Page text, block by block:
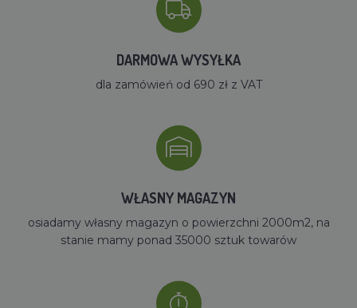
DARMOWA WYSYŁKA
dla zamówień od 690 zł z VAT
WŁASNY MAGAZYN
osiadamy własny magazyn o powierzchni 2000m2, na
stanie mamy ponad 35000 sztuk towarów